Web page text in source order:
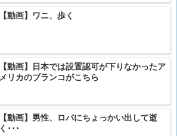
【動画】ワニ、歩く
【動画】日本では設置認可が下りなかったア
メリカのブランコがこちら
【動画】男性、ロバにちょっかい出して逝
く･･･